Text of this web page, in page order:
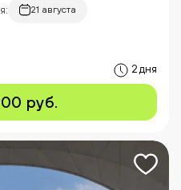
21 августа
2 дня
руб.